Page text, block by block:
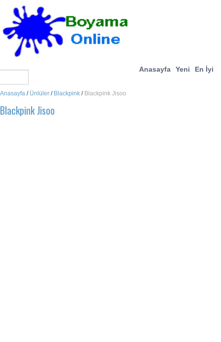
Anasayfa Yeni En İyi
Anasayfa / Ünlüler / Blackpink / Blackpink Jisoo
Blackpink Jisoo